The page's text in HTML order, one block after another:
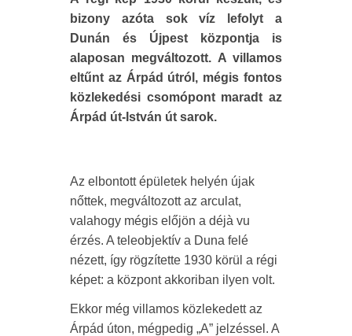
bizony azóta sok víz lefolyt a
Dunán és Újpest központja is
alaposan megváltozott. A villamos
eltűnt az Árpád útról, mégis fontos
közlekedési csomópont maradt az
Árpád út-István út sarok.
Az elbontott épületek helyén újak
nőttek, megváltozott az arculat,
valahogy mégis előjön a déjà vu
érzés. A teleobjektív a Duna felé
nézett, így rögzítette 1930 körül a régi
képet: a központ akkoriban ilyen volt.
Ekkor még villamos közlekedett az
Árpád úton, mégpedig „A” jelzéssel. A